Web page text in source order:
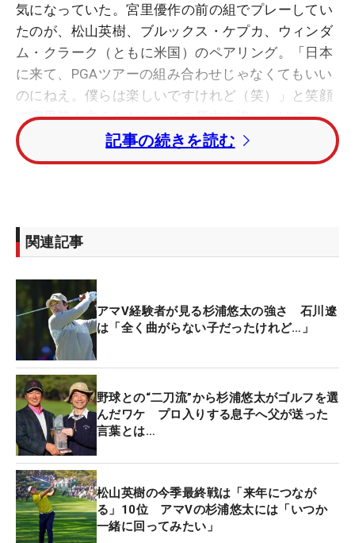
気になっていた。宮里優作の前の組でプレーしてい
たのが、松山英樹、ブルックス・ケプカ、ウィンダ
ム・クラーク（ともに米国）のペアリング。「日本
に来て、PGAツアーの組み合わせじゃなくてもいい
のにねえ。僕らは楽しいですけれど（笑）」と笑顔
で宮里節も交えながら、その背中を追いかけていく
初日が始まった。
て単独首位発進。「調子はそんなに良くなかったと
思うけど、あのスコアを出せるのは、良かったらど
クラークがイーブン・49位タイ、ケプカが2オーバ
ー・66位タイで滑りだすことになったが、2日目以
降の立て直しにも、いち選手として期待しているよ
うだ。
海外トップ選手の争いは、飛距離にも目を見張っ
た。ドライビングディスタンスは316ヤードを記録
したクラークを筆頭に3人とも300ヤードオーバー。
283.5ヤードで全体40位タイだった自身と比較した
ら、つい差を感じてしまう。「すごいな～と傍観し
ながら。はるか彼方にいるんでね。3クラブくらい
違うなか、よくやっていると思いますよ、僕ら
記事の続きを読む
関連記事
アマV経験者が見る杉浦悠太の強さ 石川遼
は「全く曲がらない子だったけれど…」
野球との“二刀流”から杉浦悠太がゴルフを選
んだワケ プロ入りする息子へ父が送った
言葉とは…
松山英樹の今季最終戦は「来年につなが
る」10位 アマVの杉浦悠太には「いつか
一緒に回ってみたい」